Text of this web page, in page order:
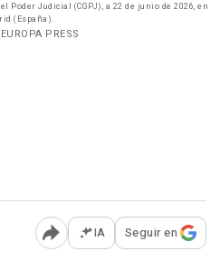
Poder Judicial (CGPJ), a 22 de junio de 2026, en
(España).
PRESS
Abrir opciones para
IA Seguir en